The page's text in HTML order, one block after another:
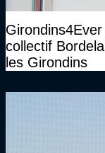
collectif
les Girondins